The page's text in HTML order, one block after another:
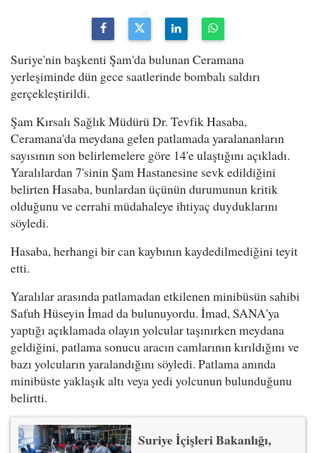
Suriye'nin başkenti Şam'da bulunan Ceramana
yerleşiminde dün gece saatlerinde bombalı saldırı
gerçekleştirildi.
Şam Kırsalı Sağlık Müdürü Dr. Tevfik Hasaba,
Ceramana'da meydana gelen patlamada yaralananların
sayısının son belirlemelere göre 14'e ulaştığını açıkladı.
Yaralılardan 7'sinin Şam Hastanesine sevk edildiğini
belirten Hasaba, bunlardan üçünün durumunun kritik
olduğunu ve cerrahi müdahaleye ihtiyaç duyduklarını
söyledi.
Hasaba, herhangi bir can kaybının kaydedilmediğini teyit
etti.
Yaralılar arasında patlamadan etkilenen minibüsün sahibi
Safuh Hüseyin İmad da bulunuyordu. İmad, SANA'ya
yaptığı açıklamada olayın yolcular taşınırken meydana
geldiğini, patlama sonucu aracın camlarının kırıldığını ve
bazı yolcuların yaralandığını söyledi. Patlama anında
minibüste yaklaşık altı veya yedi yolcunun bulunduğunu
belirtti.
Suriye İçişleri Bakanlığı,